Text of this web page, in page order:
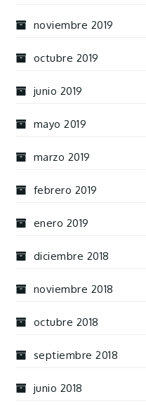
noviembre 2019
octubre 2019
junio 2019
mayo 2019
marzo 2019
febrero 2019
enero 2019
diciembre 2018
noviembre 2018
octubre 2018
septiembre 2018
junio 2018